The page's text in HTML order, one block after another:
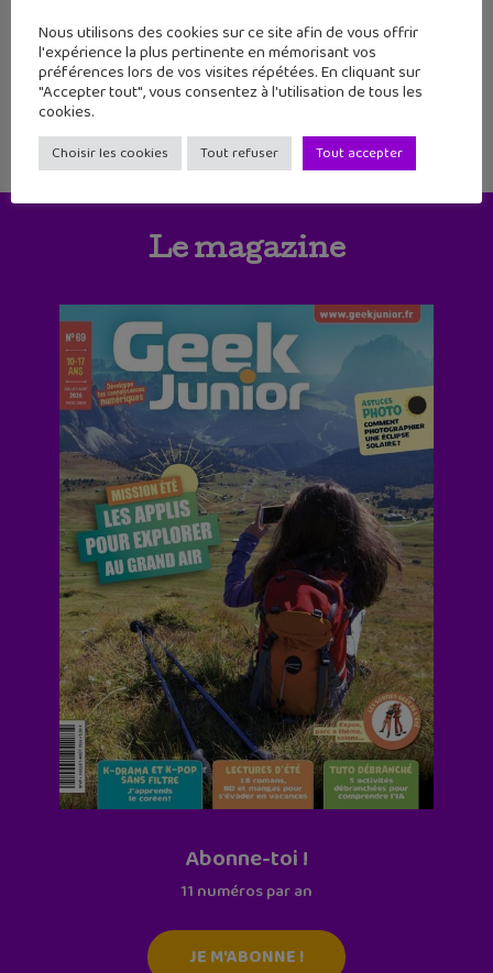
131 132
Le magazine
Abonne-toi !
11 numéros par an
JE M'ABONNE !
Nous utilisons des cookies sur ce site afin de vous offrir
l'expérience la plus pertinente en mémorisant vos
préférences lors de vos visites répétées. En cliquant sur
"Accepter tout", vous consentez à l'utilisation de tous les
cookies.
Choisir les cookies Tout refuser Tout accepter